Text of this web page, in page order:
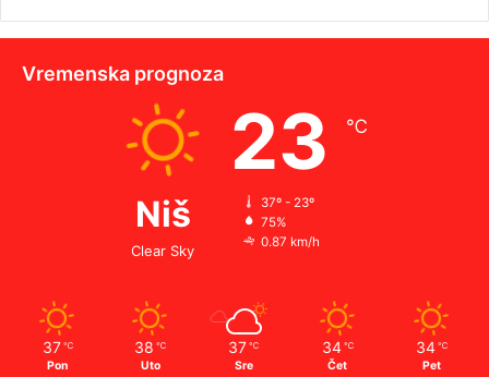
Vremenska prognoza
Niš
Clear Sky
23 ℃
37º - 23º
75%
0.87 km/h
37 ℃
Pon
38 ℃
Uto
37 ℃
Sre
34 ℃
Čet
34 ℃
Pet